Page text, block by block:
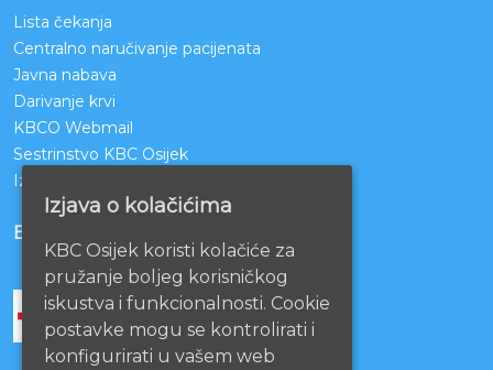
Lista čekanja
Centralno naručivanje pacijenata
Javna nabava
Darivanje krvi
KBCO Webmail
Sestrinstvo KBC Osijek
Izjava o pristupačnosti mrežnih stranica
BOLNICE PARTNERI
Izjava o kolačićima
KBC Osijek koristi kolačiće za
pružanje boljeg korisničkog
iskustva i funkcionalnosti. Cookie
postavke mogu se kontrolirati i
konfigurirati u vašem web